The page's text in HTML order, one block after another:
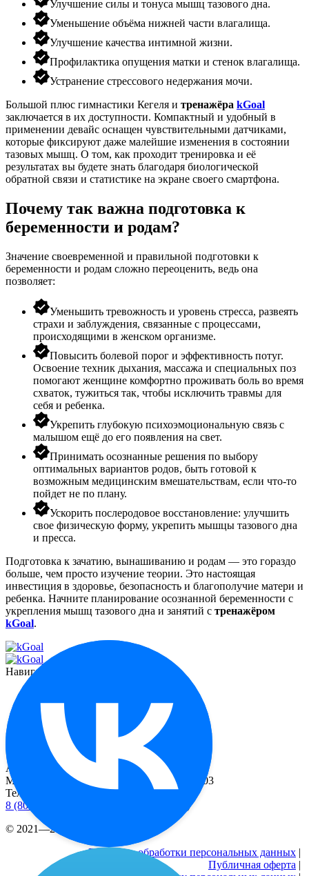
Улучшение силы и тонуса мышц тазового дна.
Уменьшение объёма нижней части влагалища.
Улучшение качества интимной жизни.
Профилактика опущения матки и стенок влагалища.
Устранение стрессового недержания мочи.
Большой плюс гимнастики Кегеля и тренажёра kGoal
заключается в их доступности. Компактный и удобный в
применении девайс оснащен чувствительными датчиками,
которые фиксируют даже малейшие изменения в состоянии
тазовых мышц. О том, как проходит тренировка и её
результатах вы будете знать благодаря биологической
обратной связи и статистике на экране своего смартфона.
Почему так важна подготовка к
беременности и родам?
Значение своевременной и правильной подготовки к
беременности и родам сложно переоценить, ведь она
позволяет:
Уменьшить тревожность и уровень стресса, развеять
страхи и заблуждения, связанные с процессами,
происходящими в женском организме.
Повысить болевой порог и эффективность потуг.
Освоение техник дыхания, массажа и специальных поз
помогают женщине комфортно проживать боль во время
схваток, тужиться так, чтобы исключить травмы для
себя и ребенка.
Укрепить глубокую психоэмоциональную связь с
малышом ещё до его появления на свет.
Принимать осознанные решения по выбору
оптимальных вариантов родов, быть готовой к
возможным медицинским вмешательствам, если что-то
пойдет не по плану.
Ускорить послеродовое восстановление: улучшить
свое физическую форму, укрепить мышцы тазового дна
и пресса.
Подготовка к зачатию, вынашиванию и родам — это гораздо
больше, чем просто изучение теории. Это настоящая
инвестиция в здоровье, безопасность и благополучие матери и
ребенка. Начните планирование осознанной беременности с
укрепления мышц тазового дна и занятий с тренажёром
kGoal.
Навигация
О миостимуляторе
Отзывы
Контакты
Реквизиты
Адрес
Москва, 2-й Рощинский пр-д, д. 8, офис 603
Телефоны
8 (800) 333 24-77
(бесплатные звонки по РФ)
© 2021—2026 |
Политика обработки персональных данных |
Публичная оферта |